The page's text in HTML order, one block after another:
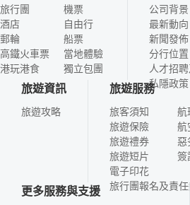
旅行團
酒店
郵輪
高鐵火車票
港玩港食
機票
自由行
船票
當地體驗
獨立包團
公司背景
最新動向
新聞發佈
分行位置
人才招
私隱政策
旅遊資訊
旅遊攻略
旅遊服務
旅客須知
旅遊保險
旅遊禮券
旅遊短片
電子印花
航
航
惡
簽
旅行團報名及責
更多服務與支援